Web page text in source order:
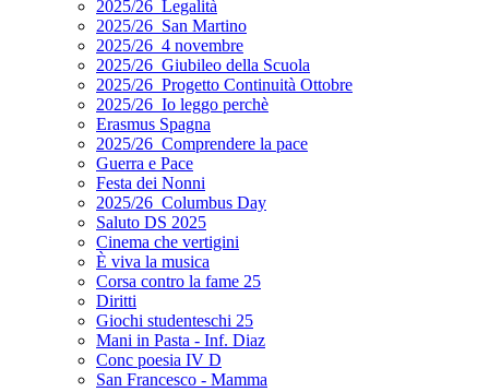
2025/26_Legalità
2025/26_San Martino
2025/26_4 novembre
2025/26_Giubileo della Scuola
2025/26_Progetto Continuità Ottobre
2025/26_Io leggo perchè
Erasmus Spagna
2025/26_Comprendere la pace
Guerra e Pace
Festa dei Nonni
2025/26_Columbus Day
Saluto DS 2025
Cinema che vertigini
È viva la musica
Corsa contro la fame 25
Diritti
Giochi studenteschi 25
Mani in Pasta - Inf. Diaz
Conc poesia IV D
San Francesco - Mamma